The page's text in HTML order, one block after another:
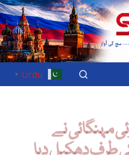
Urdu
▼
مہنگائی نے